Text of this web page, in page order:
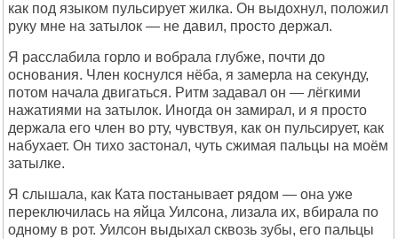
как под языком пульсирует жилка. Он выдохнул, положил
руку мне на затылок — не давил, просто держал.
Я расслабила горло и вобрала глубже, почти до
основания. Член коснулся нёба, я замерла на секунду,
потом начала двигаться. Ритм задавал он — лёгкими
нажатиями на затылок. Иногда он замирал, и я просто
держала его член во рту, чувствуя, как он пульсирует, как
набухает. Он тихо застонал, чуть сжимая пальцы на моём
затылке.
Я слышала, как Ката постанывает рядом — она уже
переключилась на яйца Уилсона, лизала их, вбирала по
одному в рот. Уилсон выдыхал сквозь зубы, его пальцы